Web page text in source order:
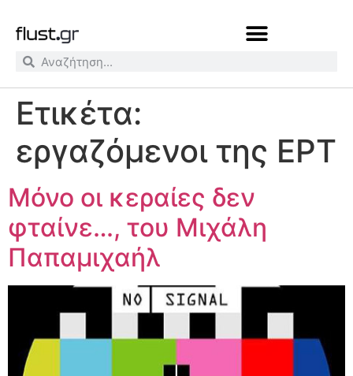
Ετικέτα:
εργαζόμενοι της ΕΡΤ
Μόνο οι κεραίες δεν
φταίνε…, του Μιχάλη
Παπαμιχαήλ